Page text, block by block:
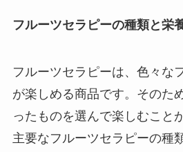
フルーツセラピーの種類と栄
フルーツセラピーは、色々な
が楽しめる商品です。そのた
ったものを選んで楽しむこと
主要なフルーツセラピーの種